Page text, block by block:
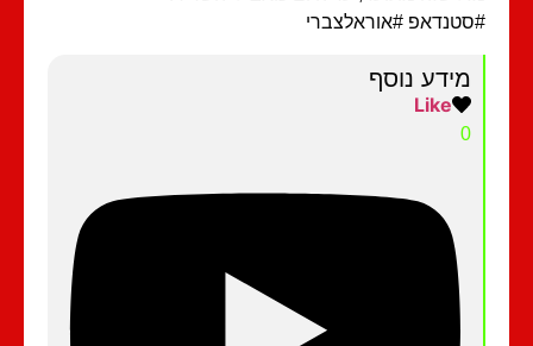
#אוראלצברי
מידע נוסף